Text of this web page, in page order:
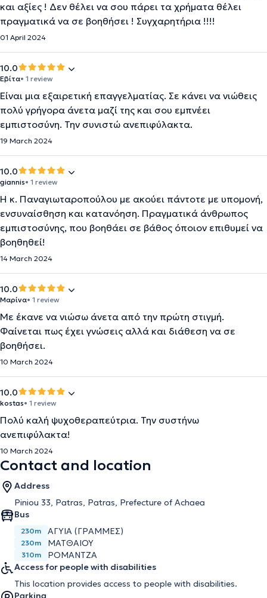
και αξίες ! Δεν θέλει να σου πάρει τα χρήματα θέλει
πραγματικά να σε βοηθήσει ! Συγχαρητήρια !!!!
01 April 2024
10.0
Εβίτα• 1 review
Είναι μια εξαιρετική επαγγελματίας. Σε κάνει να νιώθεις
πολύ γρήγορα άνετα μαζί της και σου εμπνέει
εμπιστοσύνη. Την συνιστώ ανεπιφύλακτα.
19 March 2024
10.0
giannis• 1 review
Η κ. Παναγιωταροπούλου με ακούει πάντοτε με υπομονή,
ενσυναίσθηση και κατανόηση. Πραγματικά άνθρωπος
εμπιστοσύνης, που βοηθάει σε βάθος όποιον επιθυμεί να
βοηθηθεί!
14 March 2024
10.0
Μαρίνα• 1 review
Με έκανε να νιώσω άνετα από την πρώτη στιγμή.
Φαίνεται πως έχει γνώσεις αλλά και διάθεση να σε
βοηθήσει.
10 March 2024
10.0
kostas• 1 review
Πολύ καλή ψυχοθεραπεύτρια. Την συστήνω
ανεπιφύλακτα!
10 March 2024
Contact and location
Address
Piniou 33, Patras, Patras, Prefecture of Achaea
Bus
230m ΑΓΥΙΑ (ΓΡΑΜΜΕΣ)
230m ΜΑΤΘΑΙΟΥ
310m
ΡΟΜΑΝΤΖΑ
Access for people with disabilities
This location provides access to people with disabilities.
Parking